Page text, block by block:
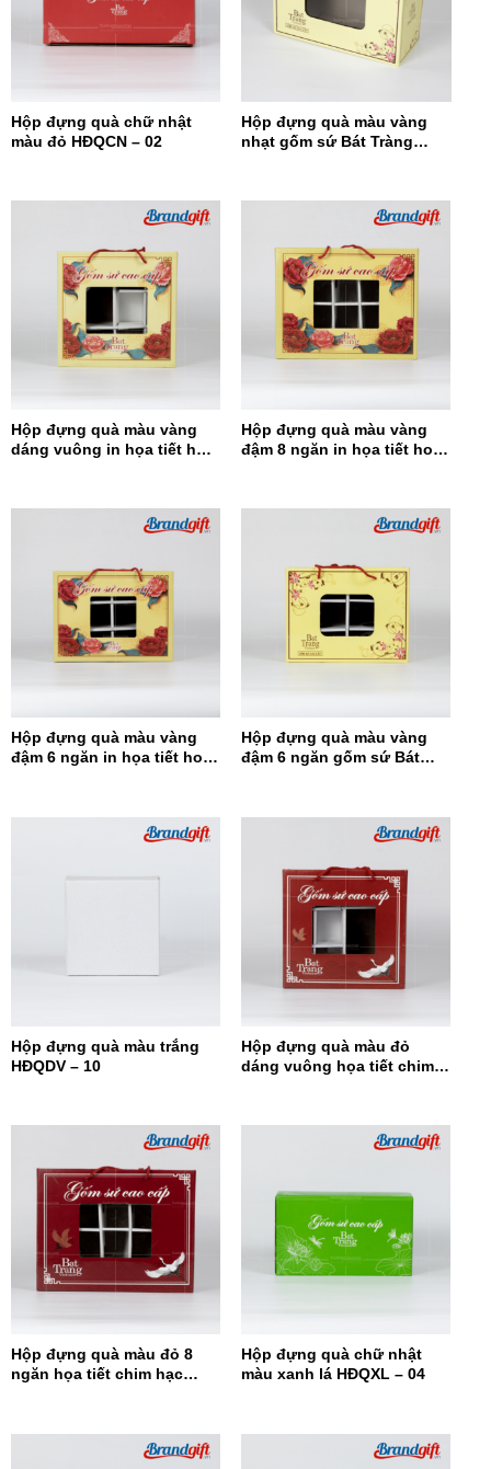
Hộp đựng quà chữ nhật
màu đỏ HĐQCN – 02
Hộp đựng quà màu vàng
nhạt gốm sứ Bát Tràng
Hộp đựng quà màu vàng
dáng vuông in họa tiết hoa
Hộp đựng quà màu vàng
đậm 8 ngăn in họa tiết hoa
Hộp đựng quà màu vàng
đậm 6 ngăn in họa tiết hoa
Hộp đựng quà màu vàng
đậm 6 ngăn gốm sứ Bát
Hộp đựng quà màu trắng
HĐQDV – 10
Hộp đựng quà màu đỏ
dáng vuông họa tiết chim
Hộp đựng quà màu đỏ 8
ngăn họa tiết chim hạc
Hộp đựng quà chữ nhật
màu xanh lá HĐQXL – 04